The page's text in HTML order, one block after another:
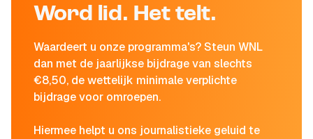
Word lid. Het telt.
Waardeert u onze programma's? Steun WNL
dan met de jaarlijkse bijdrage van slechts
€8,50, de wettelijk minimale verplichte
bijdrage voor omroepen.
Hiermee helpt u ons journalistieke geluid te